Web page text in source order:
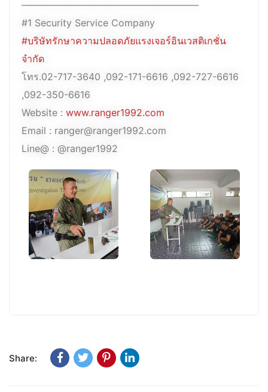
——————————————————–
#1 Security Service Company
#บริษัทรักษาความปลอดภัยแรงเจอร์อินเวสติเกชั่น
จำกัด
โทร.02-717-3640 ,092-171-6616 ,092-727-6616
,092-350-6616
Website : www.ranger1992.com
Email : ranger@ranger1992.com
Line@ : @ranger1992
Share: